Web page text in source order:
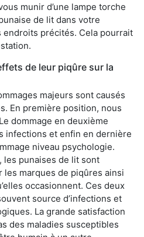
munir d’une lampe torche
de lit dans votre
précités. Cela pourrait
de leur piqûre sur la
majeurs sont causés
En première position, nous
dommage en deuxième
infections et enfin en dernière
niveau psychologie.
les punaises de lit sont
marques de piqûres ainsi
occasionnent. Ces deux
source d’infections et
La grande satisfaction
des maladies susceptibles